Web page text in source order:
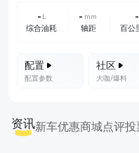
- L
综合油耗
- mm
轴距
-
百公
配置
配置参数
社区
大咖/爆料
资讯新车优惠商城点评投